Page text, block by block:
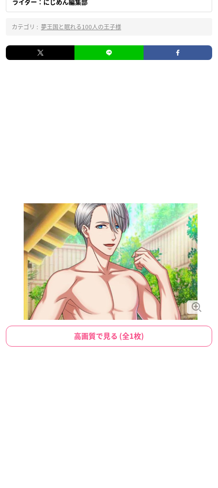
ライター：にじめん編集部
カテゴリ : 夢王国と眠れる100人の王子様
高画質で見る (全1枚)